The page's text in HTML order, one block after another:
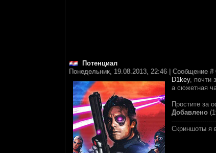
Потенциал
Понедельник, 19.08.2013, 22:46 | Сообщение #
D1key, почти
а сюжетная
Простите за
Добавлено
Скриншоты я